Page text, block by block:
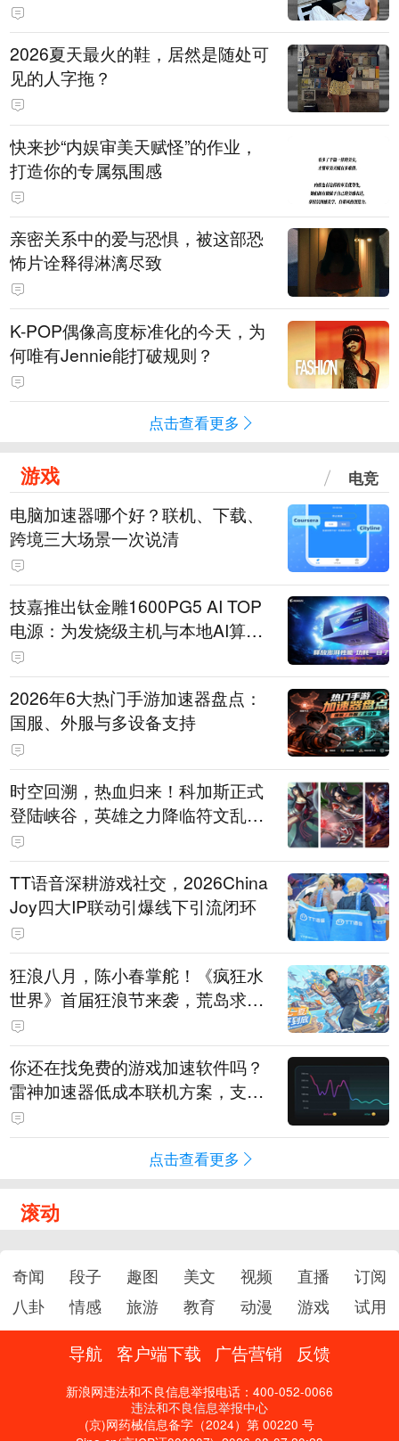
2026夏天最火的鞋，居然是随处可
见的人字拖？
快来抄“内娱审美天赋怪”的作业，
打造你的专属氛围感
亲密关系中的爱与恐惧，被这部恐
怖片诠释得淋漓尽致
K-POP偶像高度标准化的今天，为
何唯有Jennie能打破规则？
点击查看更多
游戏 电竞
电脑加速器哪个好？联机、下载、
跨境三大场景一次说清
技嘉推出钛金雕1600PG5 AI TOP
电源：为发烧级主机与本地AI算力
打造旗舰供电方案
2026年6大热门手游加速器盘点：
国服、外服与多设备支持
时空回溯，热血归来！科加斯正式
登陆峡谷，英雄之力降临符文乱
斗！
TT语音深耕游戏社交，2026China
Joy四大IP联动引爆线下引流闭环
狂浪八月，陈小春掌舵！《疯狂水
世界》首届狂浪节来袭，荒岛求生
直播即将开启
你还在找免费的游戏加速软件吗？
雷神加速器低成本联机方案，支持
免费试用
点击查看更多
滚动
奇闻 段子 趣图 美文 视频 直播
订阅
八卦
情感 旅游 教育 动漫 游戏 试用
导航 客户端下载 广告营销 反馈
新浪网违法和不良信息举报电话：400-052-0066
违法和不良信息举报中心
(京)网药械信息备字（2024）第 00220 号